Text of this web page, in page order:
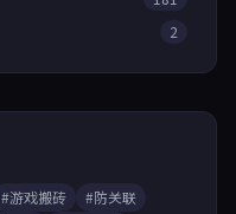
2
#游戏搬砖
#防关联